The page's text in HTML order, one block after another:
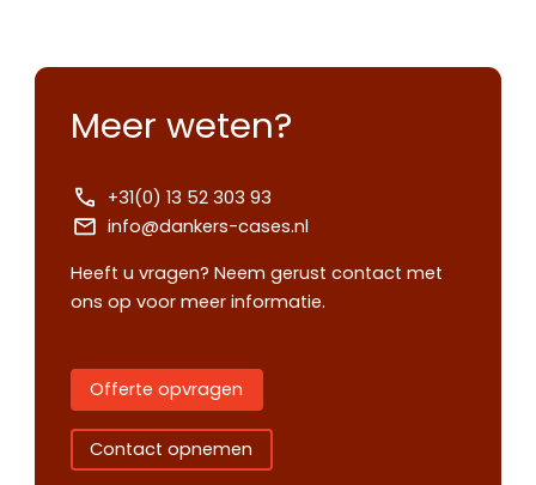
Meer weten?
+31(0) 13 52 303 93
info@dankers-cases.nl
Heeft u vragen? Neem gerust contact met
ons op voor meer informatie.
Offerte opvragen
Contact opnemen